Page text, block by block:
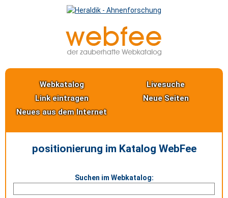
Webkatalog
Livesuche
Link eintragen
Neue Seiten
Neues aus dem Internet
positionierung im Katalog WebFee
Suchen im Webkatalog: